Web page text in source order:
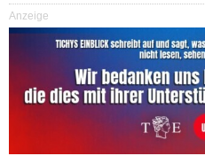
Anzeige